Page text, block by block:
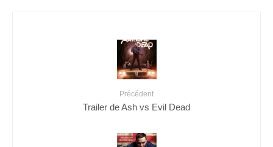
Précédent
Trailer de Ash vs Evil Dead